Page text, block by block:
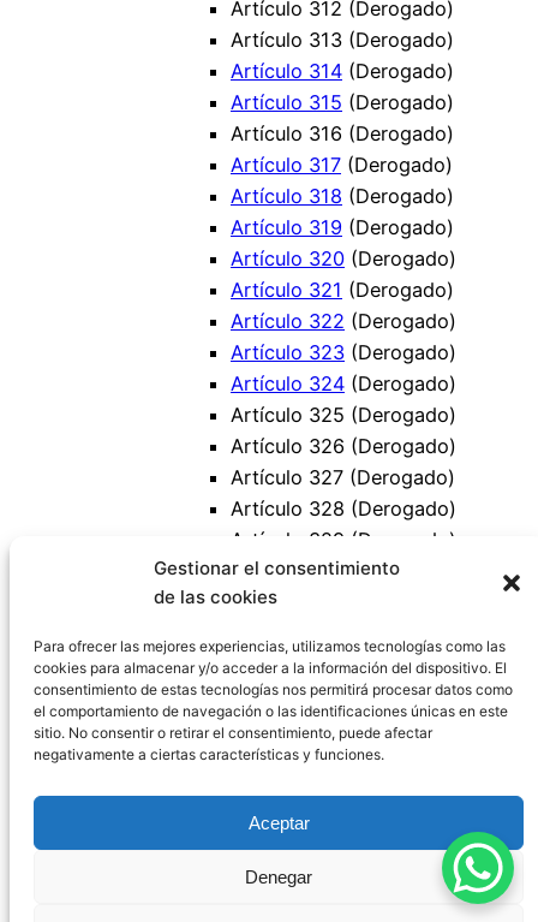
Gestionar el consentimiento
de las cookies
Para ofrecer las mejores experiencias, utilizamos tecnologías como las
cookies para almacenar y/o acceder a la información del dispositivo. El
consentimiento de estas tecnologías nos permitirá procesar datos como
el comportamiento de navegación o las identificaciones únicas en este
sitio. No consentir o retirar el consentimiento, puede afectar
negativamente a ciertas características y funciones.
Aceptar
Denegar
Artículo 312 (Derogado)
Artículo 313 (Derogado)
Artículo 314 (Derogado)
Artículo 315 (Derogado)
Artículo 316 (Derogado)
Artículo 317 (Derogado)
Artículo 318 (Derogado)
Artículo 319 (Derogado)
Artículo 320 (Derogado)
Artículo 321 (Derogado)
Artículo 322 (Derogado)
Artículo 323 (Derogado)
Artículo 324 (Derogado)
Artículo 325 (Derogado)
Artículo 326 (Derogado)
Artículo 327 (Derogado)
Artículo 328 (Derogado)
Artículo 329 (Derogado)
Artículo 330 (Derogado)
Artículo 331 (Derogado)
Política de Privacidad
Política de
Contacto